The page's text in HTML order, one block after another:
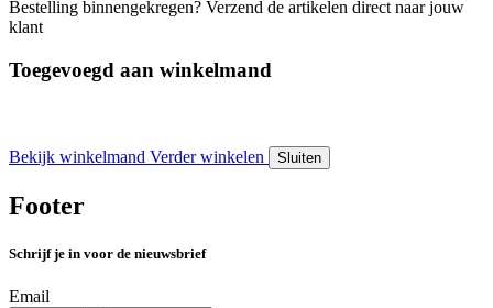
Bestelling binnengekregen? Verzend de artikelen direct naar jouw
klant
Toegevoegd aan winkelmand
Bekijk winkelmand Verder winkelen Sluiten
Footer
Schrijf je in voor de nieuwsbrief
Email